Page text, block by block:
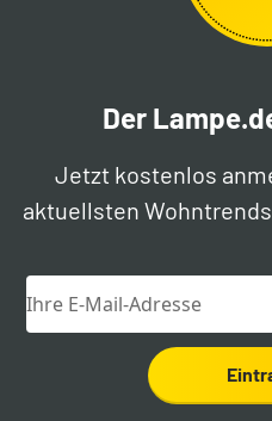
Der
Jetzt kostenlos
aktuellsten